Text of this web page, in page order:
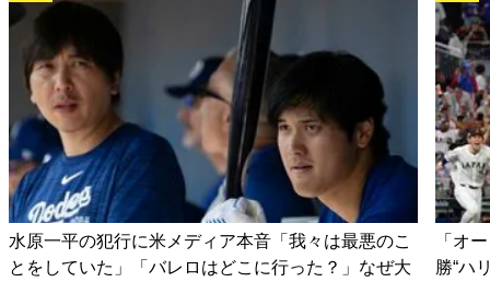
水原一平の犯行に米メディア本音「我々は最悪のこ
とをしていた」「バレロはどこに行った？」なぜ大
「オ
勝“ハ